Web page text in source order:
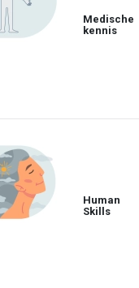
Medische
kennis
Human
Skills